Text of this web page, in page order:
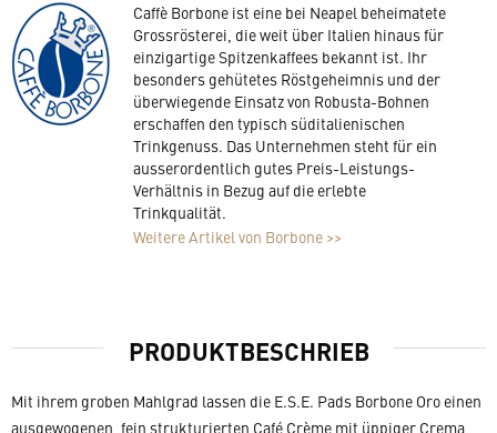
Caffè Borbone ist eine bei Neapel beheimatete
Grossrösterei, die weit über Italien hinaus für
einzigartige Spitzenkaffees bekannt ist. Ihr
besonders gehütetes Röstgeheimnis und der
überwiegende Einsatz von Robusta-Bohnen
erschaffen den typisch süditalienischen
Trinkgenuss. Das Unternehmen steht für ein
ausserordentlich gutes Preis-Leistungs-
Verhältnis in Bezug auf die erlebte
Trinkqualität.
Weitere Artikel von Borbone >>
PRODUKTBESCHRIEB
Mit ihrem groben Mahlgrad lassen die E.S.E. Pads Borbone Oro einen
ausgewogenen, fein strukturierten Café Crème mit üppiger Crema